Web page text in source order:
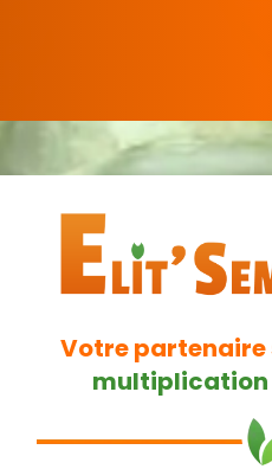
Votre
multiplication